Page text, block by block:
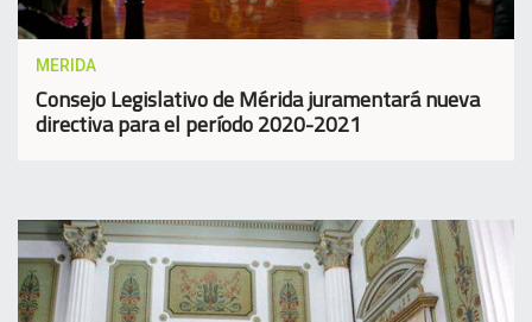
MERIDA
Consejo Legislativo de Mérida juramentará nueva
directiva para el período 2020-2021